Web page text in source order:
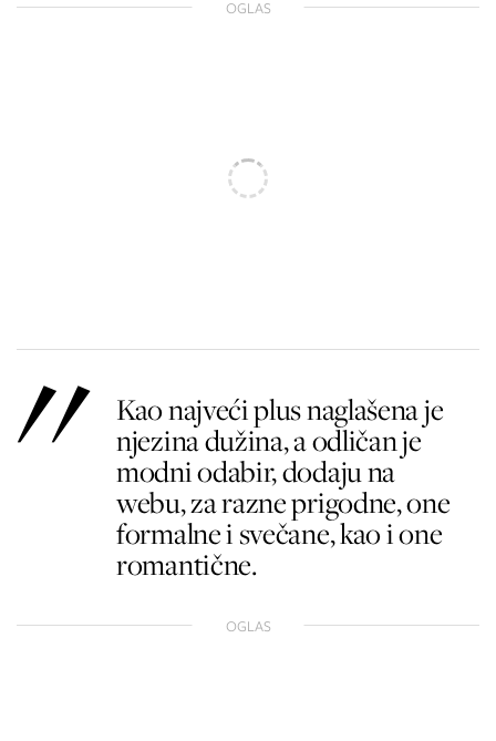
OGLAS
Kao najveći plus naglašena je
njezina dužina, a odličan je
modni odabir, dodaju na
webu, za razne prigodne, one
formalne i svečane, kao i one
romantične.
OGLAS